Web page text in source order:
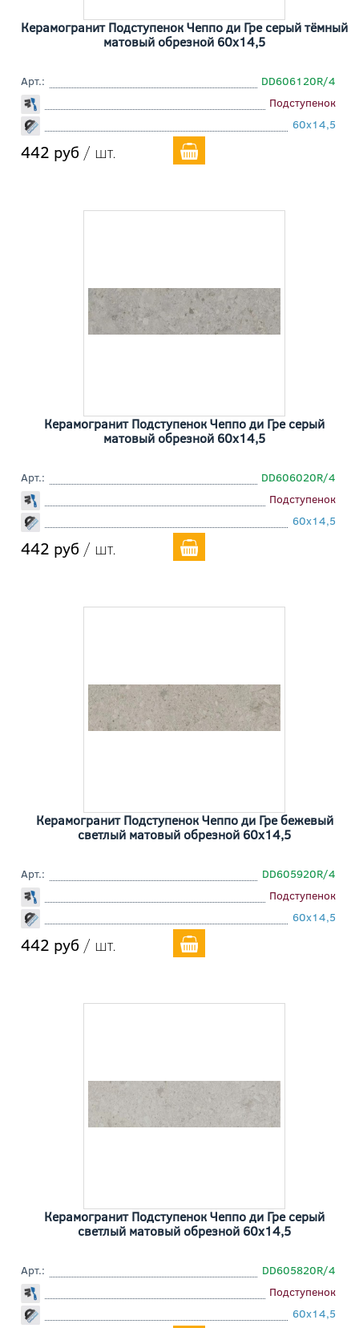
Керамогранит Подступенок Чеппо ди Гре серый тёмный
матовый обрезной 60x14,5
Арт.:
DD606120R/4
Подступенок
60x14,5
442 руб / шт.
Керамогранит Подступенок Чеппо ди Гре серый
матовый обрезной 60x14,5
Арт.:
DD606020R/4
Подступенок
60x14,5
442 руб / шт.
Керамогранит Подступенок Чеппо ди Гре бежевый
светлый матовый обрезной 60x14,5
Арт.:
DD605920R/4
Подступенок
60x14,5
442 руб / шт.
Керамогранит Подступенок Чеппо ди Гре серый
светлый матовый обрезной 60x14,5
Арт.:
DD605820R/4
Подступенок
60x14,5